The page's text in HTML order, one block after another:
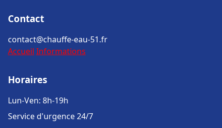
Contact
contact@chauffe-eau-51.fr
Accueil Informations
Horaires
Lun-Ven: 8h-19h
Service d'urgence 24/7